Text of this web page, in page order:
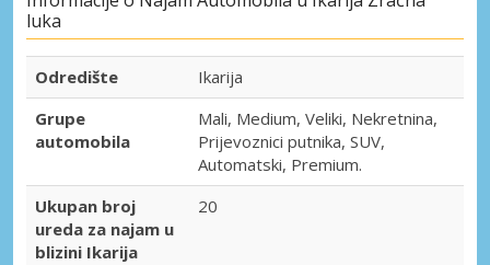
luka
Odredište
Ikarija
Grupe
automobila
Mali, Medium, Veliki, Nekretnina,
Prijevoznici putnika, SUV,
Automatski, Premium.
Ukupan broj
ureda za najam u
blizini Ikarija
20